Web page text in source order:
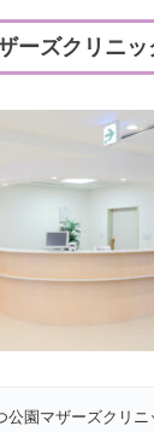
ーズクリニッ
公園マザーズクリニ